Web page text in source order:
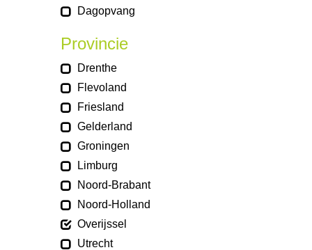
Dagopvang
Provincie
Drenthe
Flevoland
Friesland
Gelderland
Groningen
Limburg
Noord-Brabant
Noord-Holland
Overijssel
Utrecht